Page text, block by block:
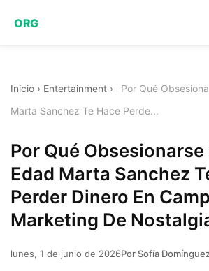
ORG
Inicio › Entertainment ›
Por Qué
Marta Sanchez Te Hace Perde...
Por Qué Obsesionarse
Edad Marta Sanchez
Perder Dinero En
Marketing De
lunes, 1 de junio de 2026Por Sofía